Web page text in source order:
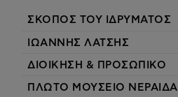
ΣΚΟΠΟΣ ΤΟΥ ΙΔΡΥΜΑΤΟΣ
ΙΩΑΝΝΗΣ ΛΑΤΣΗΣ
ΔΙΟΙΚΗΣΗ & ΠΡΟΣΩΠΙΚΟ
ΠΛΩΤΟ ΜΟΥΣΕΙΟ ΝΕΡΑΙΔΑ